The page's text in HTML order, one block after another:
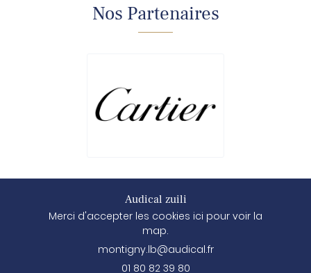
Nos Partenaires
Audical zuili
Merci d'accepter les cookies ici pour voir la
map.
01 80 82 39 80